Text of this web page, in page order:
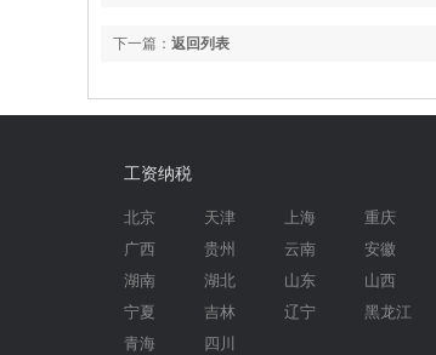
下一篇： 返回列表
工资纳税
北京 天津 上海 重庆
广西
贵州 云南 安徽
湖南
湖北 山东 山西
宁夏
吉林 辽宁 黑龙江
青海
四川